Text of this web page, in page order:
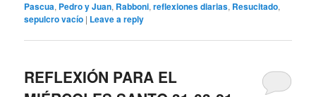
Pascua, Pedro y Juan, Rabboni,reflexiones diarias, Resucitado,
sepulcro vacío | Leave a reply
REFLEXIÓN PARA EL